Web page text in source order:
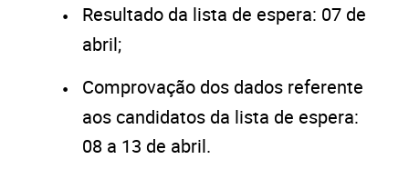
Resultado da lista de espera: 07 de
abril;
Comprovação dos dados referente
aos candidatos da lista de espera:
08 a 13 de abril.